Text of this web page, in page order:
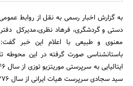
به گزارش اخبار رسمی به نقل از روابط
دستی و گردشگری، فرهاد نظری،مدیرکل
معنوی و طبیعی با اعلام این خبر
باستانشناسی صورت گرفته در این محوطه
سید سجادی سرپرست هیات ایرانی از سال 1376 تا کنون است.